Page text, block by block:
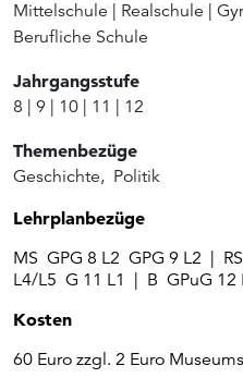
Mittelschule | Realschule |
Berufliche Schule
Jahrgangsstufe
8 | 9 | 10 | 11 | 12
Themenbezüge
Geschichte, Politik
Lehrplanbezüge
MS GPG 8 L2 GPG 9 L2 |
L4/L5 G 11 L1 | B GPuG 12
Kosten
60 Euro zzgl. 2 Euro